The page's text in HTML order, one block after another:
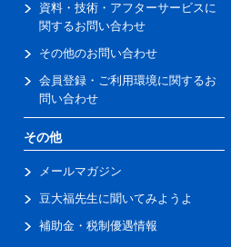
資料・技術・アフターサービスに
関するお問い合わせ
その他のお問い合わせ
会員登録・ご利用環境に関するお
問い合わせ
その他
メールマガジン
豆大福先生に聞いてみようよ
補助金・税制優遇情報